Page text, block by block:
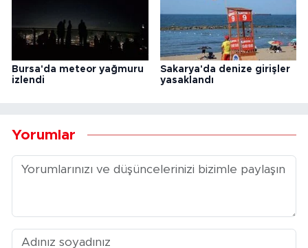
Bursa'da meteor yağmuru
izlendi
Sakarya'da denize girişler
yasaklandı
Yorumlar